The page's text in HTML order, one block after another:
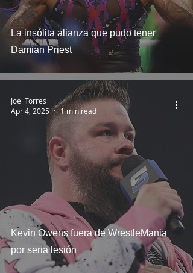
La insólita alianza que pudo tener
Damian Priest
Kevin Owens fuera de WrestleMania
por seria lesión
Joel Torres
Apr 4, 2025
1 min read